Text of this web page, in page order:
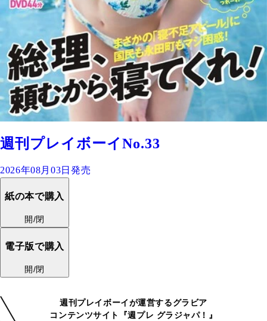
週刊プレイボーイNo.33
2026年08月03日発売
紙の本で購入
開/閉
電子版で購入
開/閉
週刊プレイボーイが運営するグラビア
コンテンツサイト『週プレ グラジャパ！』